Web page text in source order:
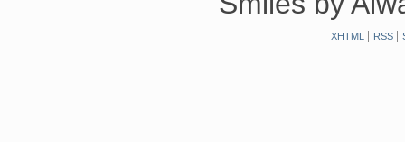
XHTML RSS